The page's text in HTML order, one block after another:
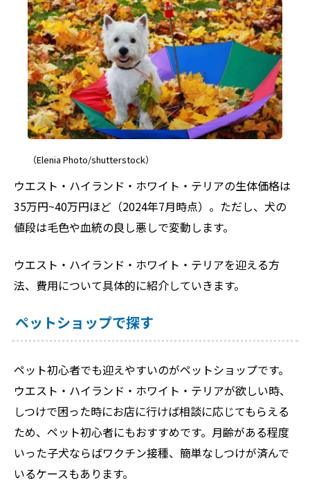
（Elenia Photo/shutterstock）
ウエスト・ハイランド・ホワイト・テリアの生体価格は
35万円~40万円ほど（2024年7月時点）。ただし、犬の
値段は毛色や血統の良し悪しで変動します。
ウエスト・ハイランド・ホワイト・テリアを迎える方
法、費用について具体的に紹介していきます。
ペットショップで探す
ペット初心者でも迎えやすいのがペットショップです。
ウエスト・ハイランド・ホワイト・テリアが欲しい時、
しつけで困った時にお店に行けば相談に応じてもらえる
ため、ペット初心者にもおすすめです。月齢がある程度
いった子犬ならばワクチン接種、簡単なしつけが済んで
いるケースもあります。